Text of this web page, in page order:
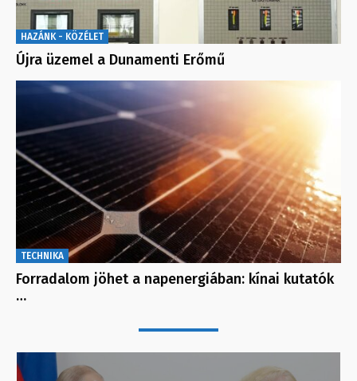
HAZÁNK - KÖZÉLET
Újra üzemel a Dunamenti Erőmű
TECHNIKA
Forradalom jöhet a napenergiában: kínai kutatók
…